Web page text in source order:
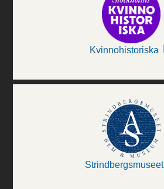
Kvinnohistoriska
Strindbergsmuseet